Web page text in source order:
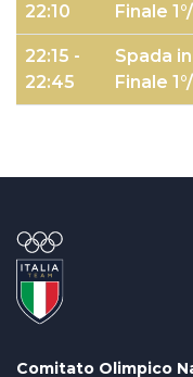
22:10
Finale
22:15 -
22:45
Spada
Finale
Comitato Olimpico